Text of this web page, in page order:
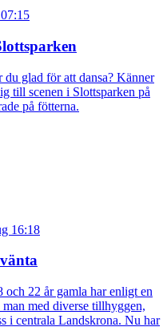
glad för att dansa? Känner
till scenen i Slottsparken på
på fötterna.
16:18
22 år gamla har enligt en
man med diverse tillhyggen,
i centrala Landskrona. Nu har